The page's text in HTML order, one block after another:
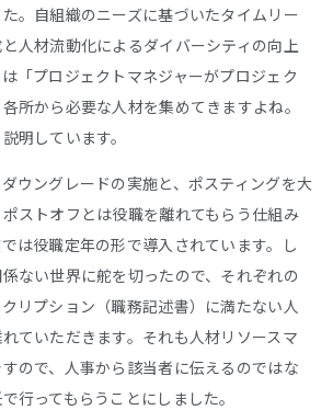
。自組織のニーズに基づいたタイムリー
人材流動化によるダイバーシティの向上
「プロジェクトマネジャーがプロジェク
所から必要な人材を集めてきますよね。
明しています。
ウングレードの実施と、ポスティングを大
ストオフとは役職を離れてもらう仕組み
は役職定年の形で導入されています。し
ない世界に舵を切ったので、それぞれの
リプション（職務記述書）に満たない人
ていただきます。それも人材リソースマ
ので、人事から該当者に伝えるのではな
行ってもらうことにしました。